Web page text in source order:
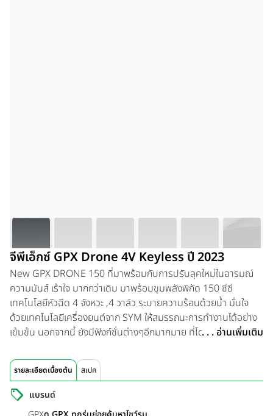
จีพีเอ็กซ์ GPX Drone 4V Keyless ปี 2023
New GPX DRONE 150 ที่มาพร้อมกับการปรับลุคใหม่ในอารมณ์
ความมันส์ เร้าใจ มากกว่าเดิม มาพร้อมขุมพลังพิกัด 150 ซีซี
เทคโนโลยีหัวฉีด 4 จังหวะ ,4 วาล์ว ระบายความร้อนด้วยน้ำ มั่นใจ
ด้วยเทคโนโลยีเครื่องยนต์จาก SYM ให้สมรรถนะการทำงานได้อย่าง
เข้มข้น นอกจากนี้ ยังมีฟังก์ชั่นต่างๆอีกมากมาย ที่โดนใจไม่แพ้กัน ทั้ง
ชัด ทั้งกลางวันและกลางคืน พร้อมติดตั้งไฟฉุกเฉิน หรือ Hazard
Lights มาให้ ส่วนทางด้านไฟท้ายออกแบบมาให้มีดีไซน์เฉียบคมแบบ
3D Light Bar Tail / Stop light Function แฝงความ สปอร์ตด้วย
โคมไฟสีสโมค เพิ่มความพรีเมียม และโดดเด่นไม่เหมือนใคร ต่อกันที่
. . . อ่านเพิ่มเติม
รายละเอียดเบื้องต้น สเปค
แบรนด์